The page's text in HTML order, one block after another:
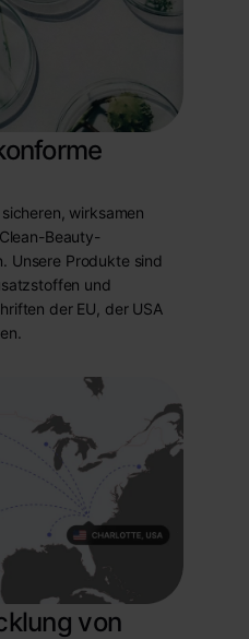
wirksamen
Beauty-
Unsere Produkte sind
und
der EU, der USA
von